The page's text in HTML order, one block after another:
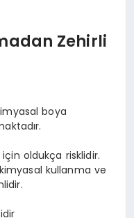
Zehirli
boya
oldukça risklidir.
kullanma ve